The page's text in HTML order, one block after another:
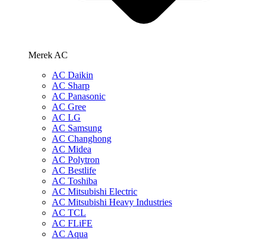
Merek AC
AC Daikin
AC Sharp
AC Panasonic
AC Gree
AC LG
AC Samsung
AC Changhong
AC Midea
AC Polytron
AC Bestlife
AC Toshiba
AC Mitsubishi Electric
AC Mitsubishi Heavy Industries
AC TCL
AC FLiFE
AC Aqua